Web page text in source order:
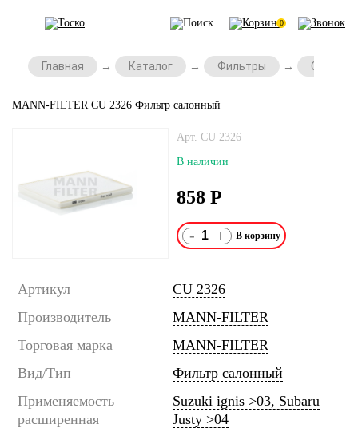
0
Главная Каталог Фильтры
MANN-FILTER CU 2326 Фильтр салонный
Арт. CU 2326
В наличии
858 Р
- +
Артикул
CU 2326
Производитель
MANN-FILTER
Торговая марка
MANN-FILTER
Вид/Тип
Фильтр салонный
Применяемость
расширенная
Suzuki ignis >03, Subaru
Justy >04